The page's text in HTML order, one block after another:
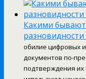
Какими
разновидности
обилие цифровых
документов по-
подтверждения их